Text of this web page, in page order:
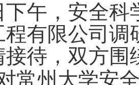
下午，安全
程有限公司调
接待，双方
常州大学安